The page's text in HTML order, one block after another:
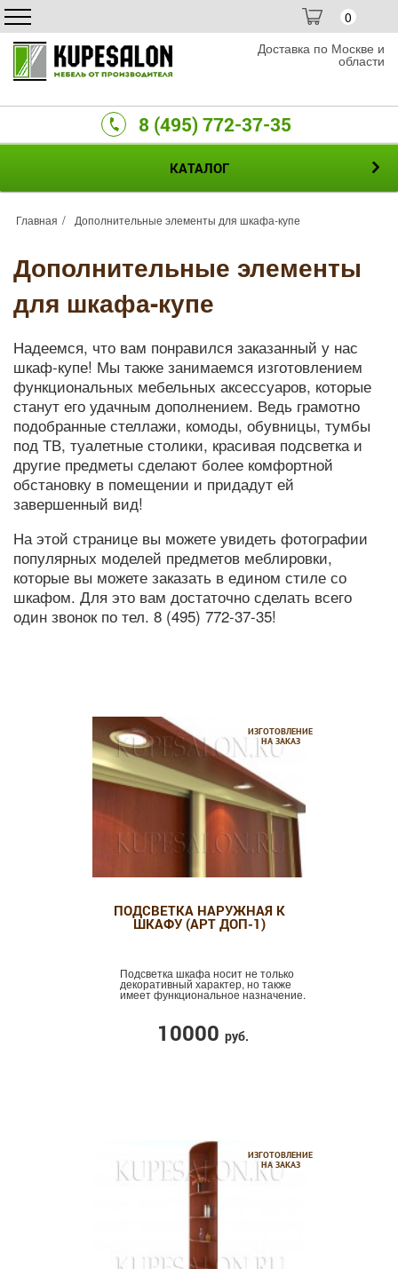
0
Доставка по Москве и
области
8 (495) 772-37-35
КАТАЛОГ
Главная Дополнительные элементы для шкафа-купе
Дополнительные элементы
для шкафа-купе
Надеемся, что вам понравился заказанный у нас
шкаф-купе! Мы также занимаемся изготовлением
функциональных мебельных аксессуаров, которые
станут его удачным дополнением. Ведь грамотно
подобранные стеллажи, комоды, обувницы, тумбы
под ТВ, туалетные столики, красивая подсветка и
другие предметы сделают более комфортной
обстановку в помещении и придадут ей
завершенный вид!
На этой странице вы можете увидеть фотографии
популярных моделей предметов меблировки,
которые вы можете заказать в едином стиле со
шкафом. Для это вам достаточно сделать всего
один звонок по тел. 8 (495) 772-37-35!
ИЗГОТОВЛЕНИЕ
НА ЗАКАЗ
ПОДСВЕТКА НАРУЖНАЯ К
ШКАФУ (АРТ ДОП-1)
Подсветка шкафа носит не только
декоративный характер, но также
имеет функциональное назначение.
10000руб.
ИЗГОТОВЛЕНИЕ
НА ЗАКАЗ